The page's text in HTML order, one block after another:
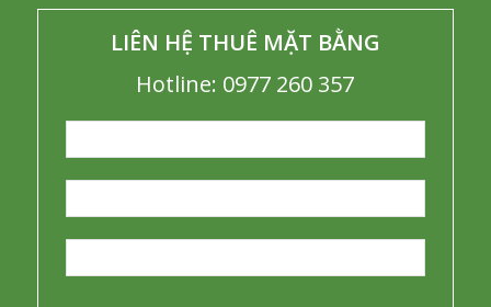
LIÊN HỆ THUÊ MẶT BẰNG
Hotline: 0977 260 357